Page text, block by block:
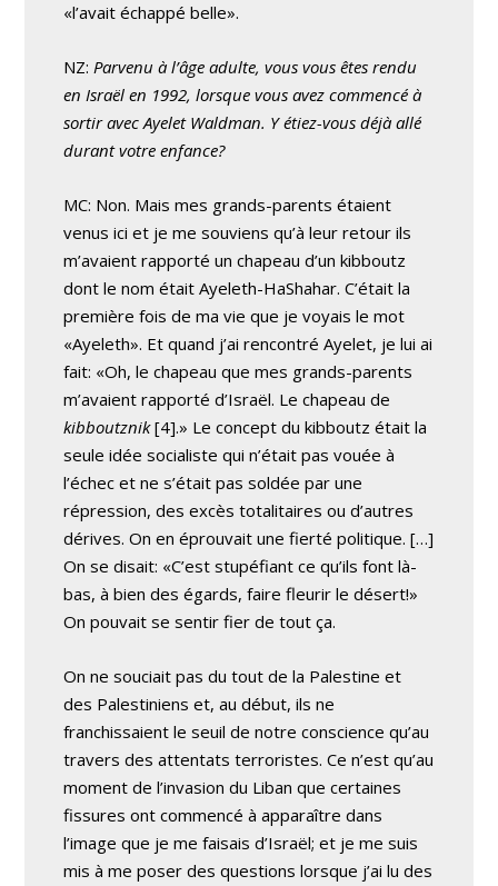
«l’avait échappé belle».
NZ:Parvenu à l’âge adulte, vous vous êtes rendu
en Israël en 1992, lorsque vous avez commencé à
sortir avec Ayelet Waldman. Y étiez-vous déjà allé
durant votre enfance?
MC: Non. Mais mes grands-parents étaient
venus ici et je me souviens qu’à leur retour ils
m’avaient rapporté un chapeau d’un kibboutz
dont le nom était Ayeleth-HaShahar. C’était la
première fois de ma vie que je voyais le mot
«Ayeleth». Et quand j’ai rencontré Ayelet, je lui ai
fait: «Oh, le chapeau que mes grands-parents
m’avaient rapporté d’Israël. Le chapeau de
kibboutznik[4].» Le concept du kibboutz était la
seule idée socialiste qui n’était pas vouée à
l’échec et ne s’était pas soldée par une
répression, des excès totalitaires ou d’autres
dérives. On en éprouvait une fierté politique. […]
On se disait: «C’est stupéfiant ce qu’ils font là-
bas, à bien des égards, faire fleurir le désert!»
On pouvait se sentir fier de tout ça.
On ne souciait pas du tout de la Palestine et
des Palestiniens et, au début, ils ne
franchissaient le seuil de notre conscience qu’au
travers des attentats terroristes. Ce n’est qu’au
moment de l’invasion du Liban que certaines
fissures ont commencé à apparaître dans
l’image que je me faisais d’Israël; et je me suis
mis à me poser des questions lorsque j’ai lu des